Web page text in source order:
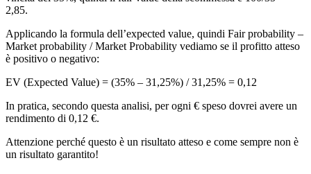
2,85.
Applicando la formula dell’expected value, quindi Fair probability –
Market probability / Market Probability vediamo se il profitto atteso
è positivo o negativo:
EV (Expected Value) = (35% – 31,25%) / 31,25% = 0,12
In pratica, secondo questa analisi, per ogni € speso dovrei avere un
rendimento di 0,12 €.
Attenzione perché questo è un risultato atteso e come sempre non è
un risultato garantito!